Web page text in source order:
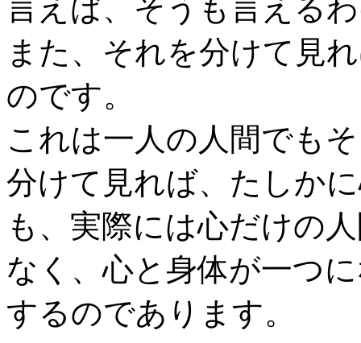
言えば、そうも言える
また、それを分けて見
のです。
これは一人の人間でも
分けて見れば、たしか
も、実際には心だけの
なく、心と身体が一つ
するのであります。